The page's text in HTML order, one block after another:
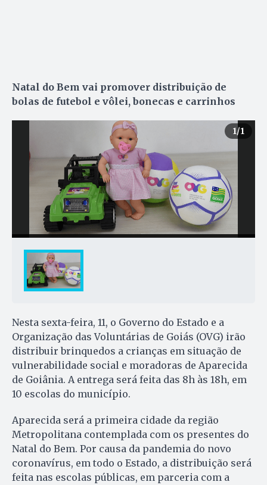
Natal do Bem vai promover distribuição de
bolas de futebol e vôlei, bonecas e carrinhos
1/1
Nesta sexta-feira, 11, o Governo do Estado e a
Organização das Voluntárias de Goiás (OVG) irão
distribuir brinquedos a crianças em situação de
vulnerabilidade social e moradoras de Aparecida
de Goiânia. A entrega será feita das 8h às 18h, em
10 escolas do município.
Aparecida será a primeira cidade da região
Metropolitana contemplada com os presentes do
Natal do Bem. Por causa da pandemia do novo
coronavírus, em todo o Estado, a distribuição será
feita nas escolas públicas, em parceria com a